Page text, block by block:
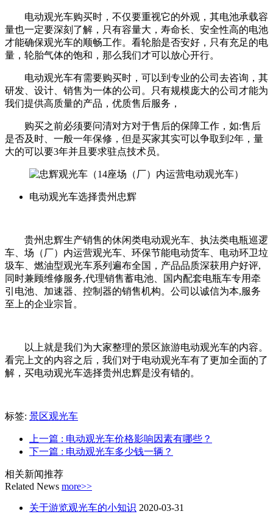
电动观光车购买时，不仅要重视它的外观，其电池承载容
量也一定要深刻了解，只有容量大，寿命长、安全性高的电池
才能确保观光车的顺畅工作。看轮胎是否安好，只有充足的电
量，轮胎气体的饱和，那么我们才可以放心开行。
电动观光车有需要购买时，可以到专业的公司去咨询，其
研发、设计、销售为一体的公司。只有规模庞大的公司才能为
我们提供高质量的产品，优质售后服务，
购买之前必须要问清对方对于售后的保障工作，如:售后
是否及时、一般一年保修，但是买家其实可以争取到2年，量
大的可以要3年并且要求驻点技术员。
（14座场（厂）内运营电动观光车）
电动观光车选择贵州忠辉
贵州忠辉生产销售的休闲类电动观光车、执法类电瓶巡逻
车、场（厂）内运营观光车、环保节能电动货车、电动环卫垃
圾车、燃油型观光车系列遍布全国，产品品质深获用户好评,
同时兼顾维修服务,代理销售蓄电池、国内配套电瓶车专用牵
引电池、加速器、控制器的销售机构。公司以诚信为本,服务
至上的企业宗旨。
以上就是我们为大家整理的景区旅游电动观光车的内容。
看完上文的内容之后，我们对于电动观光车有了更加全面的了
解，买电动观光车选择贵州忠辉是没有错的。
标签: 景区观光车
上一篇 : 电动观光车价格影响因素有哪些？
下一篇 : 电动观光车多少钱一辆？
相关新闻推荐
Related News more>>
关于游览观光车的小知识 2020-03-31